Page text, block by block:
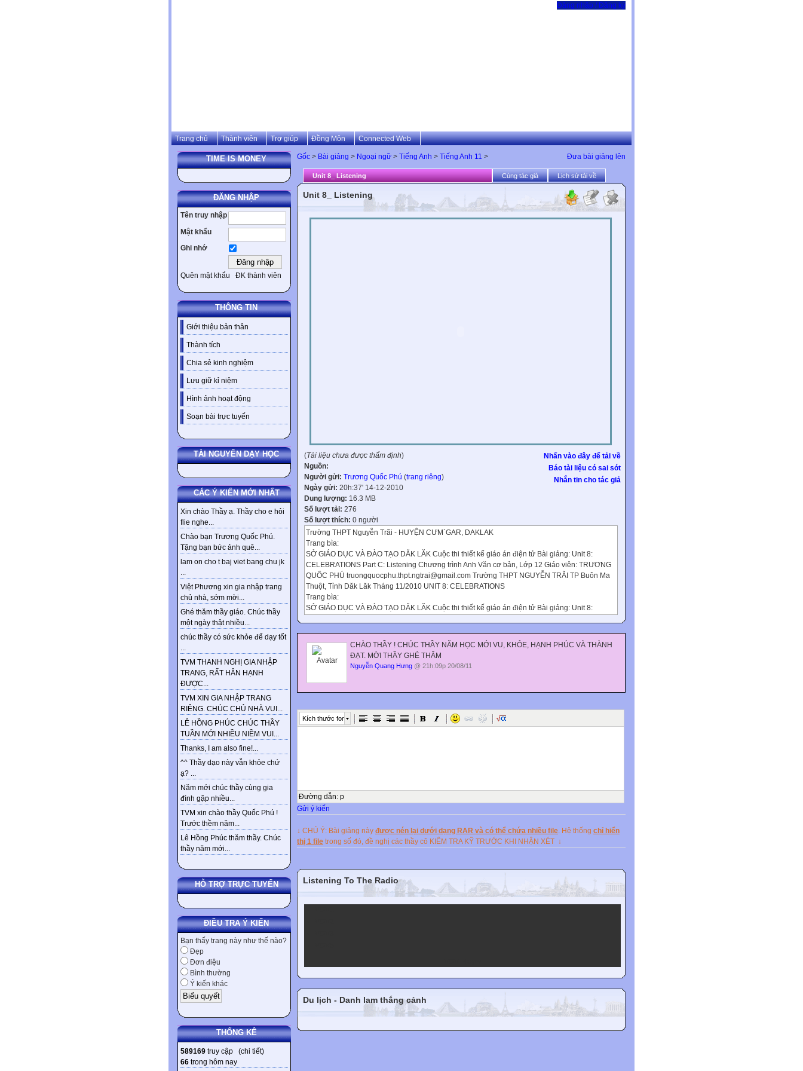
Đăng nhập / Đăng ký
Trang chủ Thành viên Trợ giúp Đồng Môn Connected Web
TIME IS MONEY
ĐĂNG NHẬP
Tên truy nhập
Mật khẩu
Ghi nhớ
Quên mật khẩu ĐK thành viên
THÔNG TIN
Giới thiệu bản thân
Thành tích
Chia sẻ kinh nghiệm
Lưu giữ kỉ niệm
Hình ảnh hoạt động
Soạn bài trực tuyến
TÀI NGUYÊN DẠY HỌC
CÁC Ý KIẾN MỚI NHẤT
Xin chào Thầy ạ. Thầy cho e hỏi
flie nghe...
Chào bạn Trương Quốc Phú.
Tặng bạn bức ảnh quê...
lam on cho t baj viet bang chu jk
...
Việt Phương xin gia nhập trang
chủ nhà, sớm mời...
Ghé thăm thầy giáo. Chúc thầy
một ngày thật nhiều...
chúc thầy có sức khỏe để dạy tốt
...
TVM THANH NGHỊ GIA NHẬP
TRANG, RẤT HÂN HẠNH
ĐƯỢC...
TVM XIN GIA NHẬP TRANG
RIÊNG. CHÚC CHỦ NHÀ VUI...
LÊ HỒNG PHÚC CHÚC THẦY
TUẦN MỚI NHIỀU NIỀM VUI...
Thanks, I am also fine!...
^^ Thầy dạo này vẫn khỏe chứ
ạ? ...
Năm mới chúc thầy cùng gia
đình gặp nhiều...
TVM xin chào thầy Quốc Phú !
Trước thềm năm...
Lê Hồng Phúc thăm thầy. Chúc
thầy năm mới...
HỖ TRỢ TRỰC TUYẾN
ĐIỀU TRA Ý KIẾN
Bạn thấy trang này như thế nào?
Đẹp
Đơn điệu
Bình thường
Ý kiến khác
THỐNG KÊ
589169 truy cập (chi tiết)
66 trong hôm nay
Đưa bài giảng lên
Gốc > Bài giảng > Ngoại ngữ > Tiếng Anh > Tiếng Anh 11 >
Unit 8_ Listening Cùng tác giả Lịch sử tải về
Unit 8_ Listening
Nhấn vào đây để tải về
Báo tài liệu có sai sót
Nhắn tin cho tác giả
(Tài liệu chưa được thẩm định)
Nguồn:
Người gửi: Trương Quốc Phú (trang riêng)
Ngày gửi: 20h:37' 14-12-2010
Dung lượng: 16.3 MB
Số lượt tải: 276
Số lượt thích: 0 người
Trường THPT Nguyễn Trãi - HUYỆN CƯM`GAR, DAKLAK
Trang bìa:
SỞ GIÁO DỤC VÀ ĐÀO TẠO DĂK LĂK Cuộc thi thiết kế giáo án điện tử Bài giảng: Unit 8:
CELEBRATIONS Part C: Listening Chương trình Anh Văn cơ bản, Lớp 12 Giáo viên: TRƯƠNG
QUỐC PHÚ truongquocphu.thpt.ngtrai@gmail.com Trường THPT NGUYỄN TRÃI TP Buôn Ma
Thuột, Tỉnh Dăk Lăk Tháng 11/2010 UNIT 8: CELEBRATIONS
Trang bìa:
SỞ GIÁO DỤC VÀ ĐÀO TẠO DĂK LĂK Cuộc thi thiết kế giáo án điện tử Bài giảng: Unit 8:
Dăk Lăk Tháng 11/2010 Greeting:
Warm-up: WARM-UP
Activitiy 1: Answer the question
Nhập văn bản vào đây
the New Year in Japan?
2. Can you guess what
Japanese do on these day?
the New Year holiday in
Japan?
CHÀO THẦY ! CHÚC THẦY NĂM HỌC MỚI VU, KHỎE, HẠNH PHÚC VÀ THÀNH
ĐẠT. MỜI THẦY GHÉ THĂM
Nguyễn Quang Hưng @ 21h:09p 20/08/11
Kích thước font
Đường dẫn: p
Gửi ý kiến
↓ CHÚ Ý: Bài giảng này được nén lại dưới dạng RAR và có thể chứa nhiều file . Hệ thống chỉ hiển
thị 1 file trong số đó, đề nghị các thầy cô KIỂM TRA KỸ TRƯỚC KHI NHẬN XÉT ↓
Listening To The Radio
Du lịch - Danh lam thắng cảnh